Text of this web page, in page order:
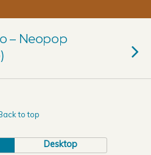
– Neopop
to top
Desktop